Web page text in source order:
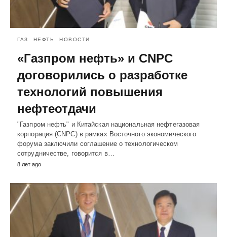
ГАЗ НЕФТЬ НОВОСТИ
«Газпром нефть» и CNPC
договорились о разработке
технологий повышения
нефтеотдачи
"Газпром нефть" и Китайская национальная нефтегазовая
корпорация (CNPC) в рамках Восточного экономического
форума заключили соглашение о технологическом
сотрудничестве, говорится в…
8 лет ago